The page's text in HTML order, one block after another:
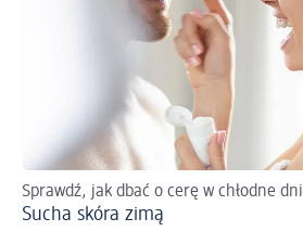
Sprawdź, jak dbać o cerę w chłodne dni
Sucha skóra zimą